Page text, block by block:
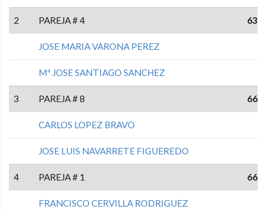
2 PAREJA # 4 63
JOSE MARIA VARONA PEREZ
Mª JOSE SANTIAGO SANCHEZ
3 PAREJA # 8 66
CARLOS LOPEZ BRAVO
JOSE LUIS NAVARRETE FIGUEREDO
4 PAREJA # 1 66
FRANCISCO CERVILLA RODRIGUEZ